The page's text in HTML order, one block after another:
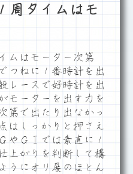
周タイムはモ
ムはモーター次第
つねに１番時計を出
レースで好時計を出
モーターを出す力を
第で出たり出なかっ
はしっかりと押さえ
やＧⅠでは素直に１
上がりを判断して構
うにオリ展のほとん